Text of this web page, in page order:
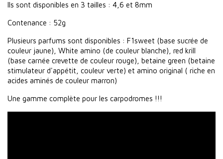
Ils sont disponibles en 3 tailles : 4,6 et 8mm
Contenance : 52g
Plusieurs parfums sont disponibles : F1sweet (base sucrée de
couleur jaune), White amino (de couleur blanche), red krill
(base carnée crevette de couleur rouge), betaine green (betaine
stimulateur d'appétit, couleur verte) et amino original ( riche en
acides aminés de couleur marron)
Une gamme complète pour les carpodromes !!!